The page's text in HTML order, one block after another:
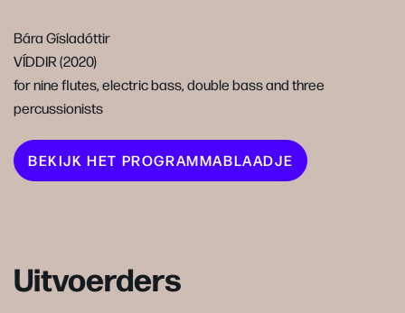
Bára Gísladóttir
VÍDDIR (2020)
for nine flutes, electric bass, double bass and three
percussionists
BEKIJK HET PROGRAMMABLAADJE
Uitvoerders